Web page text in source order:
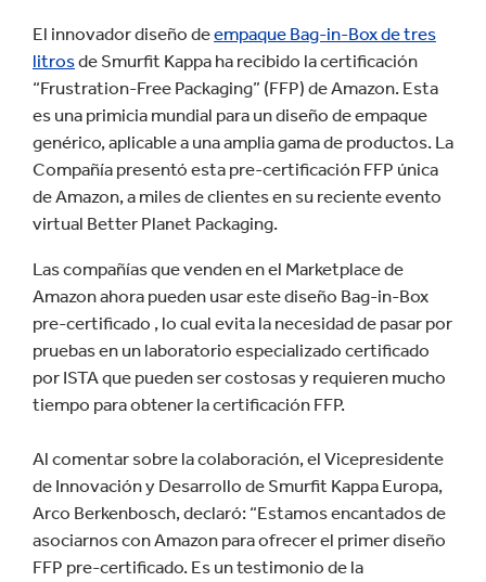
El innovador diseño deempaque Bag-in-Box de tres
litrosde Smurfit Kappa ha recibido la certificación
“Frustration-Free Packaging” (FFP) de Amazon. Esta
es una primicia mundial para un diseño de empaque
genérico, aplicable a una amplia gama de productos. La
Compañía presentó esta pre-certificación FFP única
de Amazon, a miles de clientes en su reciente evento
virtual Better Planet Packaging.
Las compañías que venden en el Marketplace de
Amazon ahora pueden usar este diseño Bag-in-Box
pre-certificado , lo cual evita la necesidad de pasar por
pruebas en un laboratorio especializado certificado
por ISTA que pueden ser costosas y requieren mucho
tiempo para obtener la certificación FFP.
Al comentar sobre la colaboración, el Vicepresidente
de Innovación y Desarrollo de Smurfit Kappa Europa,
Arco Berkenbosch, declaró: “Estamos encantados de
asociarnos con Amazon para ofrecer el primer diseño
FFP pre-certificado. Es un testimonio de la